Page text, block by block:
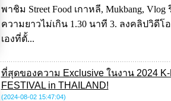
พาชิม Street Food เกาหลี, Mukbang,
ความยาวไม่เกิน 1.30 นาที 3. ลงคลิปวิดี
เองที่ตั้...
ที่สุดของความ Exclusive ในงาน 2024
FESTIVAL in THAILAND!
(2024-08-02 15:47:04)